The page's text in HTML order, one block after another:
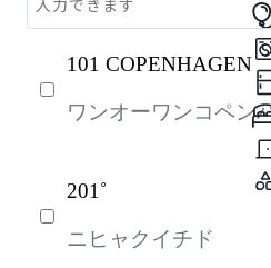
収納家具
オフィスアクセサリー・備品
ライト・照明
キッズ家具
101 COPENHAGEN
ワンオーワンコペン
201˚
ニヒャクイチド